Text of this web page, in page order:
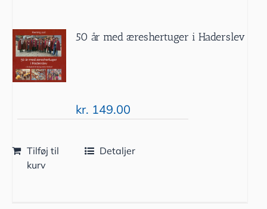
50 år med æreshertuger i Haderslev
kr. 149.00
Tilføj til
kurv
Detaljer